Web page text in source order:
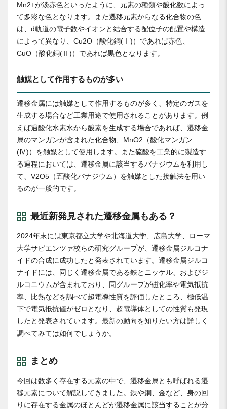
Mn2+が淡赤色といったように、元素の種類や酸化数によっ
て多彩な色となります。また遷移元素からなる化合物の色
は、d軌道の電子数やイオンと結合する配位子の配置や構造
によって異なり、Cu2O（酸化銅(Ⅰ)）であれば赤色、
CuO（酸化銅(Ⅱ)）であれば黒色となります。
触媒として作用するものが多い
遷移金属には触媒として作用するものが多く、特定のガスを
生成する場合など工業用途で使用されることがあります。例
えば過酸化水素水から酸素を生成する場合であれば、遷移金
属のマンガンが含まれた化合物、MnO2（酸化マンガン
(Ⅳ)）を触媒として使用します。また硫酸を工業的に製造す
る過程においては、遷移金属に該当するバナジウムを利用し
て、V2O5（五酸化バナジウム）を触媒とした接触法を用い
るのが一般的です。
最近新発見された遷移金属もある？
2024年末には東京都立大学や北海道大学、広島大学、ローマ
大学サピエンツァ校らの研究グループが、遷移金属ジルコナ
イドの合成に成功したと発表されています。遷移金属ジルコ
ナイドには、同じく遷移金属である鉄とニッケル、およびジ
ルコニウムが含まれており、同グループが磁化率や電気抵抗
率、比熱などを調べて超電導性質を評価したところ、極低温
下で電気抵抗値がゼロとなり、超電導体としての性質も発現
したと発表されています。最新の動向を知りたい方は詳しく
調べてみては如何でしょうか。
まとめ
今回は数多く存在する元素の中で、遷移金属とも呼ばれる遷
移元素について解説してきました。鉄や銅、金など、身の回
りに存在する金属のほとんどが遷移金属に該当することが分